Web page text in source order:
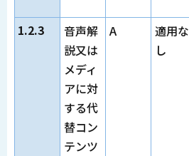
1.2.3
音声解
説又は
メディ
アに対
する代
替コン
テンツ
A
適用な
し